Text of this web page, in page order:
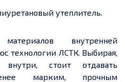
утеплитель.
материалов внутренней
технологии ЛСТК. Выбирая,
стоит отдавать
марким, прочным